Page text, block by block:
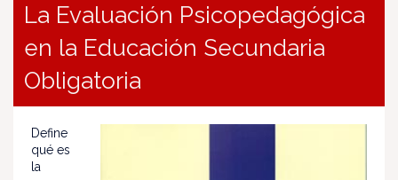
La Evaluación Psicopedagógica
en la Educación Secundaria
Obligatoria
Define
qué es
la